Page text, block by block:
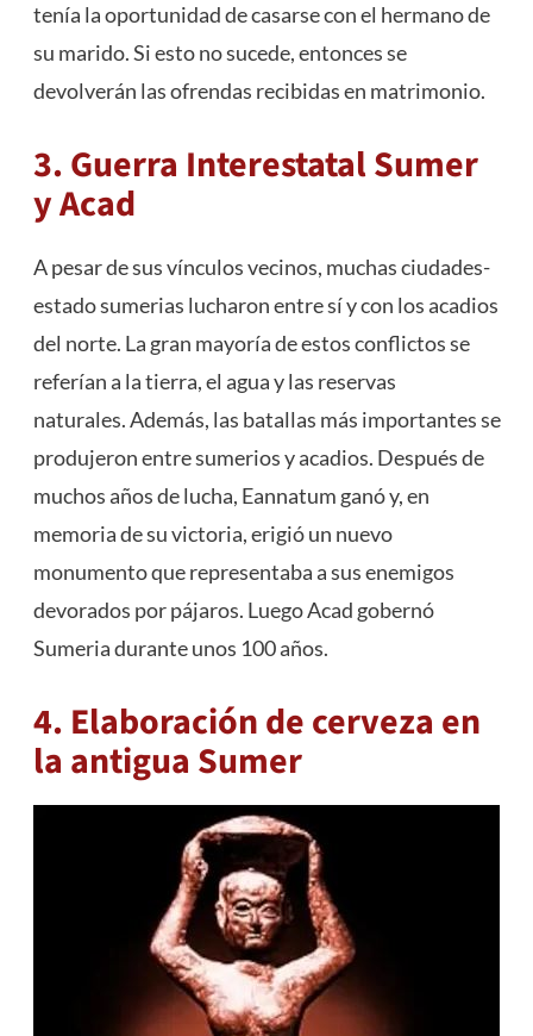
tenía la oportunidad de casarse con el hermano de
su marido. Si esto no sucede, entonces se
devolverán las ofrendas recibidas en matrimonio.
3. Guerra Interestatal Sumer
y Acad
A pesar de sus vínculos vecinos, muchas ciudades-
estado sumerias lucharon entre sí y con los acadios
del norte. La gran mayoría de estos conflictos se
referían a la tierra, el agua y las reservas
naturales. Además, las batallas más importantes se
produjeron entre sumerios y acadios. Después de
muchos años de lucha, Eannatum ganó y, en
memoria de su victoria, erigió un nuevo
monumento que representaba a sus enemigos
devorados por pájaros. Luego Acad gobernó
Sumeria durante unos 100 años.
4. Elaboración de cerveza en
la antigua Sumer